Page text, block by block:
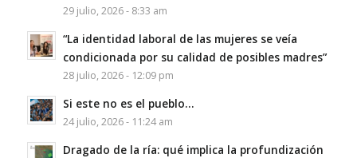
29 julio, 2026 - 8:33 am
“La identidad laboral de las mujeres se veía
condicionada por su calidad de posibles madres”
28 julio, 2026 - 12:09 pm
Si este no es el pueblo…
24 julio, 2026 - 11:24 am
Dragado de la ría: qué implica la profundización